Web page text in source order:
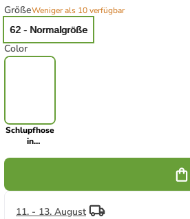
GrößeWeniger als 10 verfügbar
62 - Normalgröße
Color
Schlupfhose
in
11. - 13. August